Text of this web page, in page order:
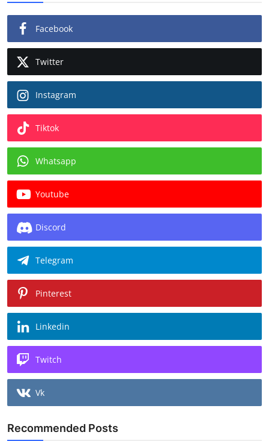
Facebook
Twitter
Instagram
Tiktok
Whatsapp
Youtube
Discord
Telegram
Pinterest
Linkedin
Twitch
Vk
Recommended Posts